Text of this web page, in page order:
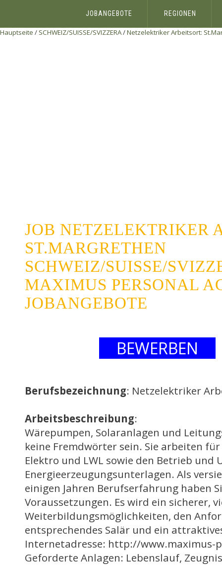
JOBANGEBOTE REGIONEN
Hauptseite / SCHWEIZ/SUISSE/SVIZZERA/Netzelektriker Arbeitsort:
JOB NETZELEKTRIKER
ST.MARGRETHEN
SCHWEIZ/SUISSE/
MAXIMUS PERSONAL
JOBANGEBOTE
BEWERBEN
Berufsbezeichnung: Netzelektriker
Arbeitsbeschreibung:
Wärepumpen, Solaranlagen und
keine Fremdwörter sein. Sie arbeiten
Elektro und LWL sowie den Betrieb und
Energieerzeugungsunterlagen. Als
einigen Jahren Berufserfahrung haben
Voraussetzungen. Es wird ein sicherer,
Weiterbildungsmöglichkeiten, den
entsprechendes Salär und ein
Internetadresse: http://www.maximus-
Geforderte Anlagen: Lebenslauf,